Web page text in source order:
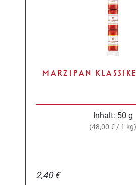
MARZIPAN
Inhalt: 50 g
(48,00 € / 1 kg)
2,40 €